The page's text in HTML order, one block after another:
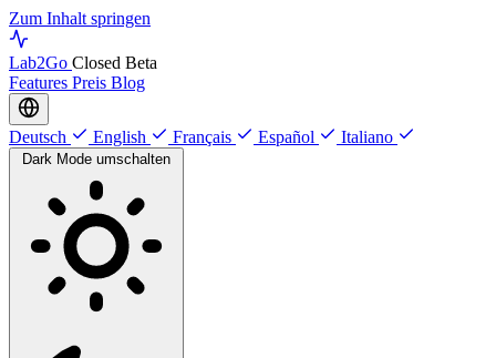
Zum Inhalt springen
Lab2Go Closed Beta
Features Preis Blog
Deutsch English Français Español Italiano
Dark Mode umschalten